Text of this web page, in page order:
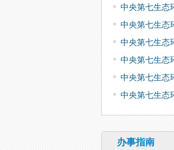
中央第七生态
中央第七生态
中央第七生态
中央第七生态
中央第七生态
中央第七生态
办事指南